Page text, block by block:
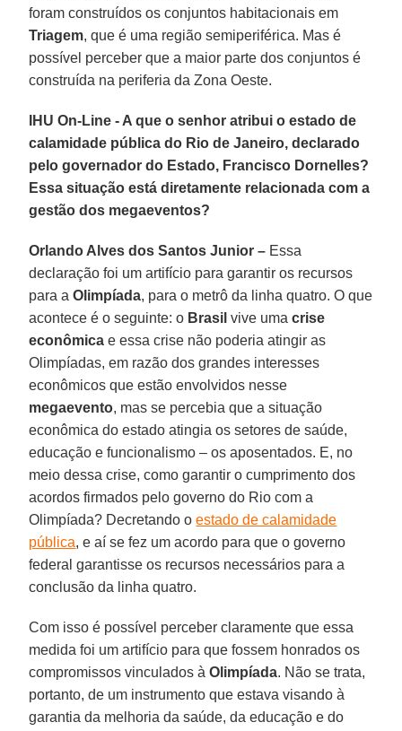
foram construídos os conjuntos habitacionais em
Triagem, que é uma região semiperiférica. Mas é
possível perceber que a maior parte dos conjuntos é
construída na periferia da Zona Oeste.
IHU On-Line - A que o senhor atribui o estado de
calamidade pública do Rio de Janeiro, declarado
pelo governador do Estado, Francisco Dornelles?
Essa situação está diretamente relacionada com a
gestão dos megaeventos?
Orlando Alves dos Santos Junior – Essa
declaração foi um artifício para garantir os recursos
para aOlimpíada, para o metrô da linha quatro. O que
acontece é o seguinte: o Brasil vive umacrise
econômica e essa crise não poderia atingir as
Olimpíadas, em razão dos grandes interesses
econômicos que estão envolvidos nesse
megaevento, mas se percebia que a situação
econômica do estado atingia os setores de saúde,
educação e funcionalismo – os aposentados. E, no
meio dessa crise, como garantir o cumprimento dos
acordos firmados pelo governo do Rio com a
Olimpíada? Decretando oestado de calamidade
pública, e aí se fez um acordo para que o governo
federal garantisse os recursos necessários para a
conclusão da linha quatro.
Com isso é possível perceber claramente que essa
medida foi um artifício para que fossem honrados os
compromissos vinculados àOlimpíada. Não se trata,
portanto, de um instrumento que estava visando à
garantia da melhoria da saúde, da educação e do